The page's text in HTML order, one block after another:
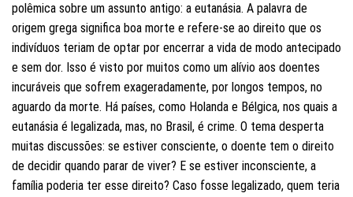
polêmica sobre um assunto antigo: a eutanásia. A palavra de
origem grega significa boa morte e refere-se ao direito que os
indivíduos teriam de optar por encerrar a vida de modo antecipado
e sem dor. Isso é visto por muitos como um alívio aos doentes
incuráveis que sofrem exageradamente, por longos tempos, no
aguardo da morte. Há países, como Holanda e Bélgica, nos quais a
eutanásia é legalizada, mas, no Brasil, é crime. O tema desperta
muitas discussões: se estiver consciente, o doente tem o direito
de decidir quando parar de viver? E se estiver inconsciente, a
família poderia ter esse direito? Caso fosse legalizado, quem teria